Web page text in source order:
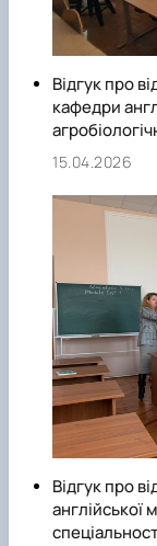
Відгук про
кафедри
15.04.2026
Відгук про
англійської